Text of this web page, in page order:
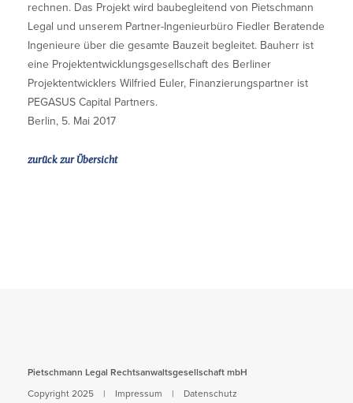
rechnen. Das Projekt wird baubegleitend von Pietschmann
Legal und unserem Partner-Ingenieurbüro Fiedler Beratende
Ingenieure über die gesamte Bauzeit begleitet. Bauherr ist
eine Projektentwicklungsgesellschaft des Berliner
Projektentwicklers Wilfried Euler, Finanzierungspartner ist
PEGASUS Capital Partners.
Berlin, 5. Mai 2017
zurück zur Übersicht
Pietschmann Legal Rechtsanwaltsgesellschaft mbH
Copyright 2025 | Impressum | Datenschutz